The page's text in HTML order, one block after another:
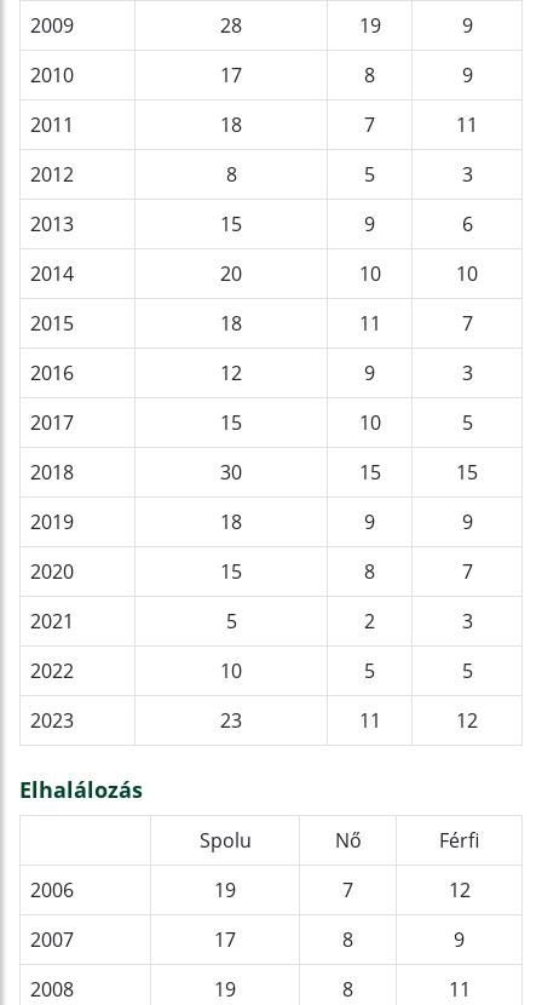
2009
28 19
9
2010
17 8
9
2011
18 7
11
2012
8 5
3
2013
15 9
6
2014
20 10
10
2015
18 11
7
2016
12 9
3
2017
15 10
5
2018
30 15
15
2019
18 9
9
2020
15 8
7
2021
5 2
3
2022
10 5
5
2023
23 11 12
Elhalálozás
Spolu Nő
Férfi
2006
19 7
12
2007
17 8
9
2008
19 8 11